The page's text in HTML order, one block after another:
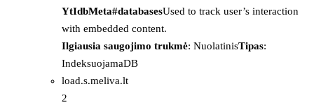
YtIdbMeta#databasesUsed to track user’s interaction
with embedded content.
Ilgiausia saugojimo trukmė: NuolatinisTipas:
IndeksuojamaDB
load.s.meliva.lt
2